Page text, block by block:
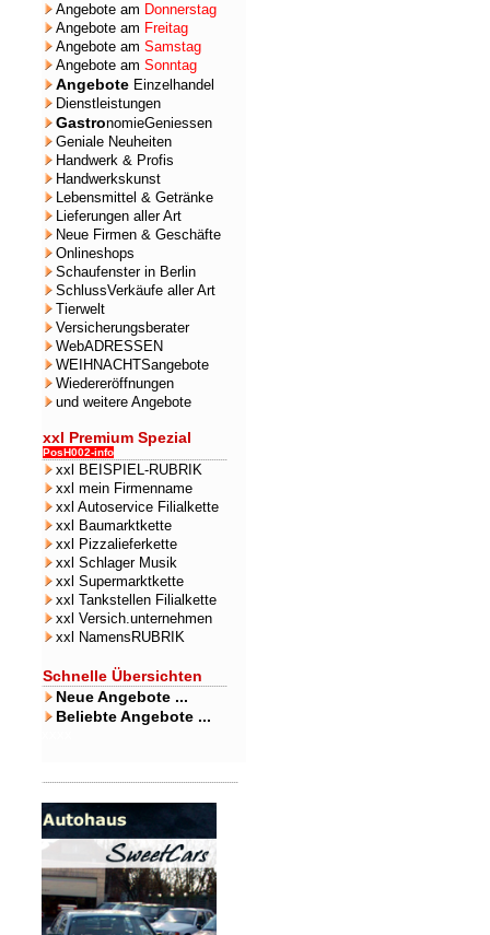
Angebote am Donnerstag
Angebote am Freitag
Angebote am Samstag
Angebote am Sonntag
Angebote Einzelhandel
Dienstleistungen
GastronomieGeniessen
Geniale Neuheiten
Handwerk & Profis
Handwerkskunst
Lebensmittel & Getränke
Lieferungen aller Art
Neue Firmen & Geschäfte
Onlineshops
Schaufenster in Berlin
SchlussVerkäufe aller Art
Tierwelt
Versicherungsberater
WebADRESSEN
WEIHNACHTSangebote
Wiedereröffnungen
und weitere Angebote
xxl Premium Spezial
PosH002-info
xxl BEISPIEL-RUBRIK
xxl mein Firmenname
xxl Autoservice Filialkette
xxl Baumarktkette
xxl Pizzalieferkette
xxl Schlager Musik
xxl Supermarktkette
xxl Tankstellen Filialkette
xxl Versich.unternehmen
xxl NamensRUBRIK
Schnelle Übersichten
Neue Angebote ...
Beliebte Angebote ...